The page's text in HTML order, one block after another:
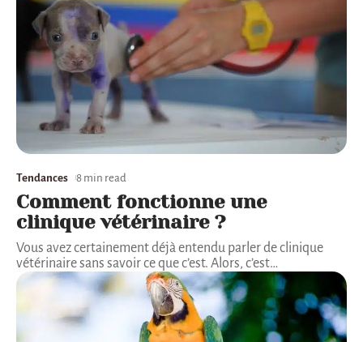
Tendances 8 min read
Comment fonctionne une
clinique vétérinaire ?
Vous avez certainement déjà entendu parler de clinique
vétérinaire sans savoir ce que c’est. Alors, c’est…